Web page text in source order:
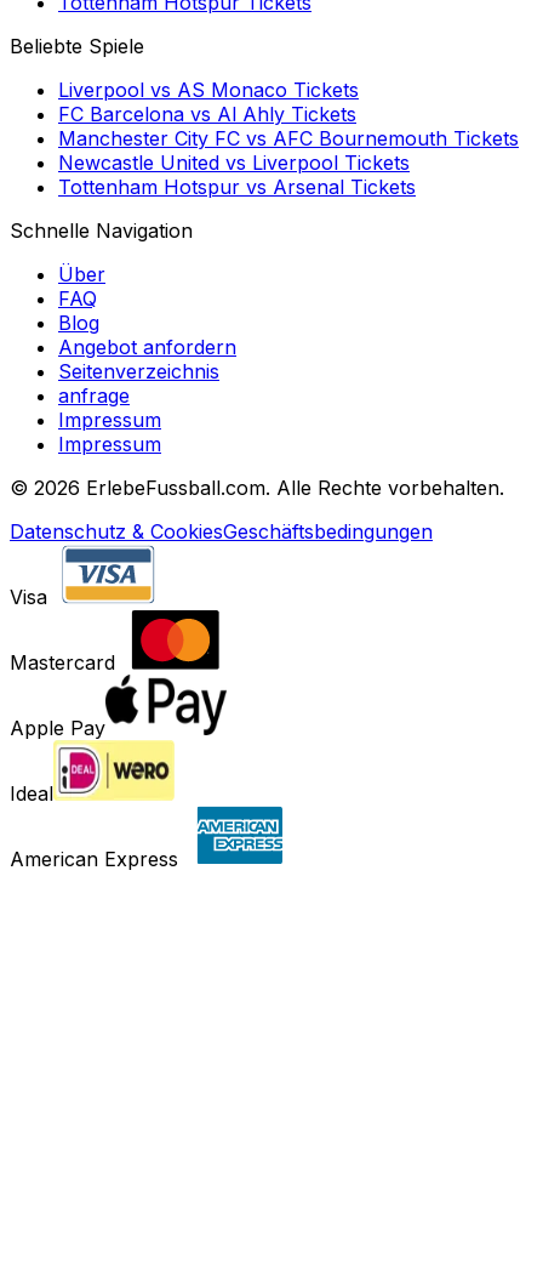
Beliebte Spiele
Liverpool vs AS Monaco Tickets
FC Barcelona vs Al Ahly Tickets
Manchester City FC vs AFC Bournemouth Tickets
Newcastle United vs Liverpool Tickets
Tottenham Hotspur vs Arsenal Tickets
Schnelle Navigation
Über
FAQ
Blog
Angebot anfordern
Seitenverzeichnis
anfrage
Impressum
Impressum
© 2026 ErlebeFussball.com. Alle Rechte vorbehalten.
Datenschutz & CookiesGeschäftsbedingungen
Visa
Mastercard
Apple Pay
Ideal
American Express